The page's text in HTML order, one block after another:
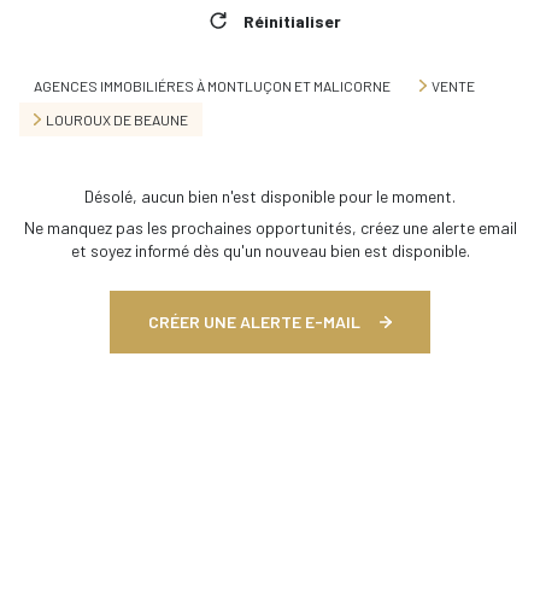
Réinitialiser
AGENCES IMMOBILIÉRES À MONTLUÇON ET MALICORNE
VENTE
LOUROUX DE BEAUNE
Désolé, aucun bien n'est disponible pour le moment.
Ne manquez pas les prochaines opportunités, créez une alerte email
et soyez informé dès qu'un nouveau bien est disponible.
CRÉER UNE ALERTE E-MAIL